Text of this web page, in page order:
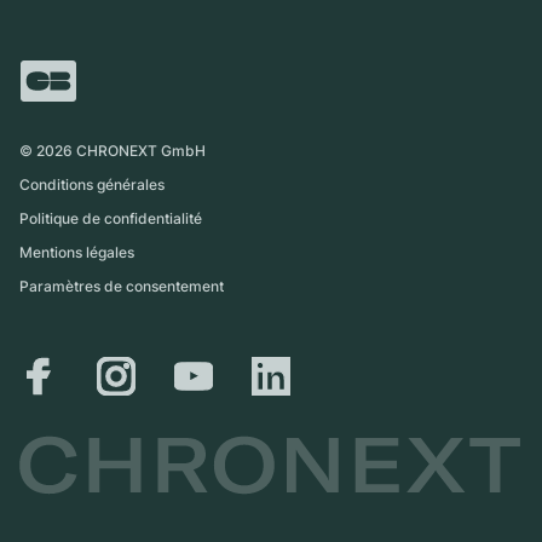
International
Magazine
Retrait sur place
© 2026 CHRONEXT GmbH
Conditions générales
Politique de confidentialité
Mentions légales
Paramètres de consentement